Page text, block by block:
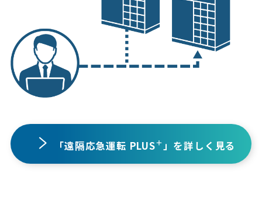
「遠隔応急運転 PLUS＋ 」を詳しく見る